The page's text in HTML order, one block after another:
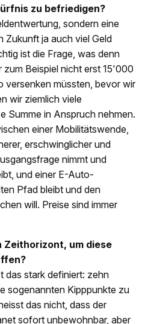
zu befriedigen?
sondern eine
Zukunft ja auch viel Geld
ist die Frage, was denn
zum Beispiel nicht erst 15'000
versenken müssten, bevor wir
wir ziemlich viele
Summe in Anspruch nehmen.
einer Mobilitätswende,
erschwinglicher und
nimmt und
und einer E-Auto-
Pfad bleibt und den
will. Preise sind immer
Zeithorizont, um diese
das stark definiert: zehn
sogenannten Kipppunkte zu
das nicht, dass der
sofort unbewohnbar, aber